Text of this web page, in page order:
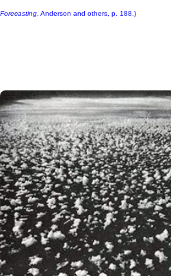
Forecasting , Anderson and others, p. 188.)